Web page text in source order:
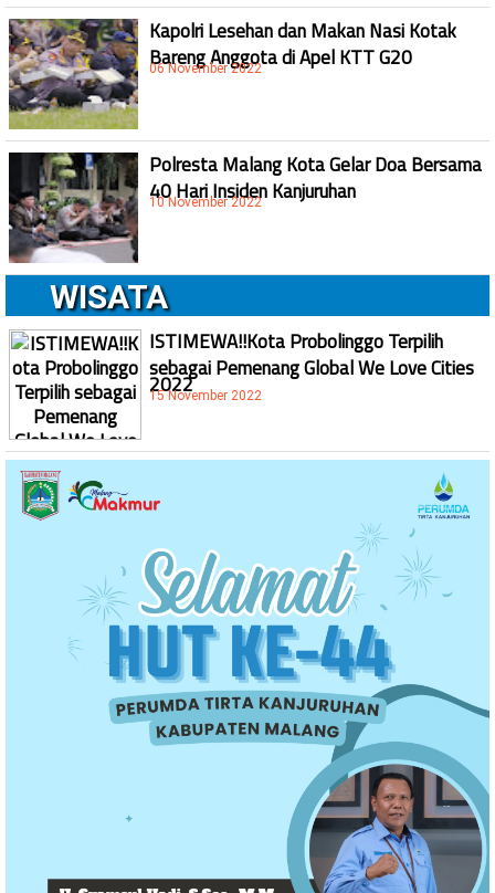
Kapolri Lesehan dan Makan Nasi Kotak
Bareng Anggota di Apel KTT G20
06 November 2022
Polresta Malang Kota Gelar Doa Bersama
40 Hari Insiden Kanjuruhan
10 November 2022
WISATA
ISTIMEWA!!Kota Probolinggo Terpilih
sebagai Pemenang Global We Love Cities
2022
15 November 2022